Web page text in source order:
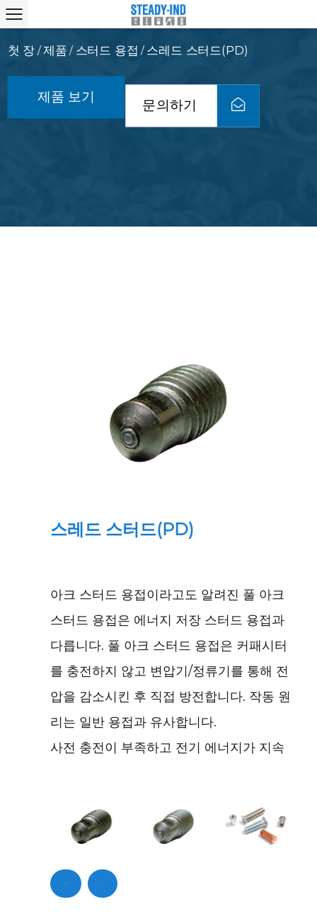
첫 장 /제품 / 스터드 용접 / 스레드 스터드(PD)
제품 보기
문의하기
스레드 스터드(PD)
아크 스터드 용접이라고도 알려진 풀 아크
스터드 용접은 에너지 저장 스터드 용접과
다릅니다. 풀 아크 스터드 용접은 커패시터
를 충전하지 않고 변압기/정류기를 통해 전
압을 감소시킨 후 직접 방전합니다. 작동 원
리는 일반 용접과 유사합니다.
사전 충전이 부족하고 전기 에너지가 지속
터드의 직경 범위는 3-25mm입니다.